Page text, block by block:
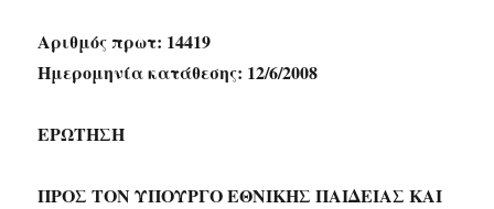
Αριθμός πρωτ: 14419
Ημερομηνία κατάθεσης: 12/6/2008
ΕΡΩΤΗΣΗ
ΠΡΟΣ ΤΟN ΥΠΟΥΡΓΟ ΕΘΝΙΚΗΣ ΠΑΙΔΕΙΑΣ ΚΑΙ